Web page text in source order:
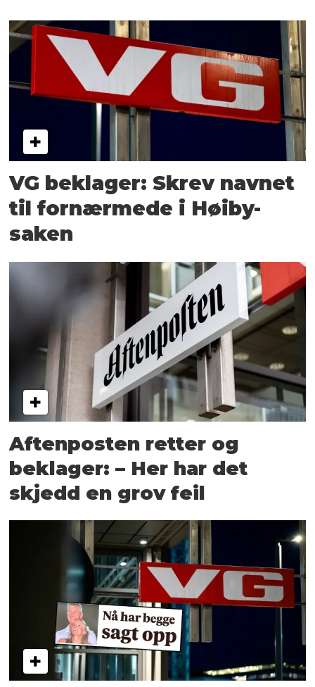
VG beklager: Skrev navnet
til fornærmede i Høiby-
saken
Aftenposten retter og
beklager: – Her har det
skjedd en grov feil